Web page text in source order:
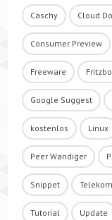
Caschy Cloud
Consumer Preview
Freeware
Google Suggest
kostenlos Linux
Peer Wandiger
Snippet Telekom
Tutorial Update